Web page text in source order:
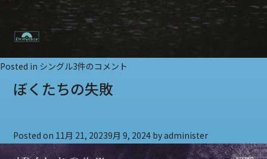
Posted in シングルさ
よ
な
ぼ
3件のコメント
ぼくたちの失敗
Posted on 11月 21, 20239月 9, 2024 byadminister